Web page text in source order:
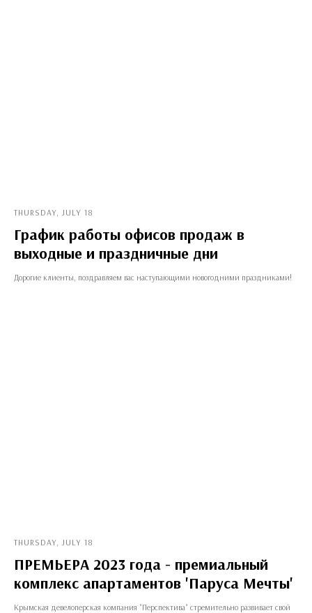
THURSDAY, JULY 18
График работы офисов продаж в
выходные и праздничные дни
Дорогие клиенты, поздравляем вас наступающими новогодними праздниками!
THURSDAY, JULY 18
ПРЕМЬЕРА 2023 года - премиальный
комплекс апартаментов 'Паруса Мечты'
Крымская девелоперская компания "Перспектива" стремительно развивает свой